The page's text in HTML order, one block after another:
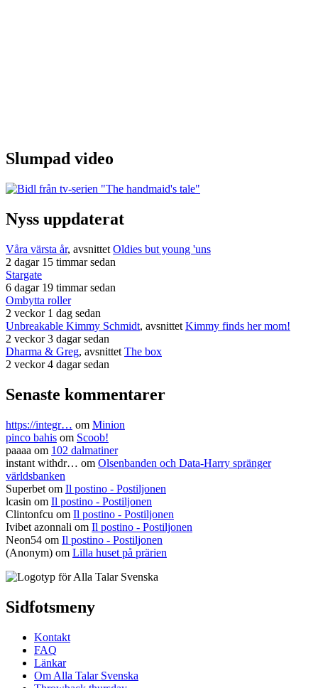
Slumpad video
Nyss uppdaterat
Våra värsta år, avsnittet Oldies but young 'uns
2 dagar 15 timmar sedan
Stargate
6 dagar 19 timmar sedan
Ombytta roller
2 veckor 1 dag sedan
Unbreakable Kimmy Schmidt, avsnittet Kimmy finds her mom!
2 veckor 3 dagar sedan
Dharma & Greg, avsnittet The box
2 veckor 4 dagar sedan
Senaste kommentarer
https://integr… om Minion
pinco bahis om Scoob!
paaaa om 102 dalmatiner
instant withdr… om Olsenbanden och Data-Harry spränger
världsbanken
Superbet om Il postino - Postiljonen
lcasin om Il postino - Postiljonen
Clintonfcu om Il postino - Postiljonen
Ivibet azonnali om Il postino - Postiljonen
Neon54 om Il postino - Postiljonen
(Anonym) om Lilla huset på prärien
Sidfotsmeny
Kontakt
FAQ
Länkar
Om Alla Talar Svenska